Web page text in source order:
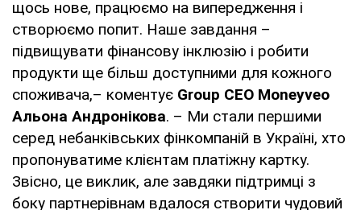
щось нове, працюємо на випередження і
створюємо попит. Наше завдання –
підвищувати фінансову інклюзію і робити
продукти ще більш доступними для кожного
споживача,– коментує Group CEO Moneyveo
Альона Андронікова. – Ми стали першими
серед небанківських фінкомпаній в Україні, хто
пропонуватиме клієнтам платіжну картку.
Звісно, це виклик, але завдяки підтримці з
боку партнерівнам вдалося створити чудовий